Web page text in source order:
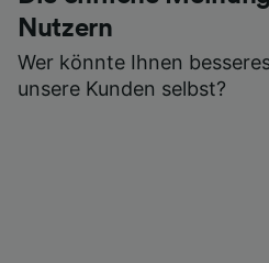
Nutzern
Wer könnte Ihnen
unsere Kunden selbst?